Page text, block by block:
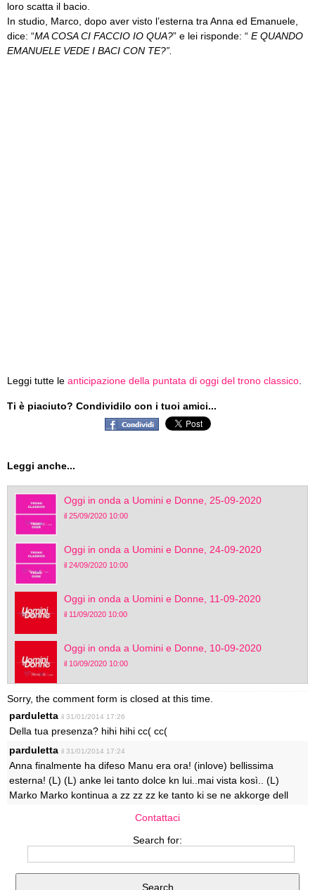
loro scatta il bacio.
In studio, Marco, dopo aver visto l’esterna tra Anna ed Emanuele,
dice: “MA COSA CI FACCIO IO QUA?” e lei risponde: “ E QUANDO
EMANUELE VEDE I BACI CON TE?”.
Leggi tutte le anticipazione della puntata di oggi del trono classico
Ti è piaciuto? Condividilo con i tuoi amici...
Leggi anche...
Oggi in onda a Uomini e Donne, 25-09-2020
il 25/09/2020 10:00
Oggi in onda a Uomini e Donne, 24-09-2020
il 24/09/2020 10:00
Oggi in onda a Uomini e Donne, 11-09-2020
il 11/09/2020 10:00
Oggi in onda a Uomini e Donne, 10-09-2020
il 10/09/2020 10:00
Sorry, the comment form is closed at this time.
parduletta il 31/01/2014 17:26
Della tua presenza? hihi hihi cc( cc(
parduletta il 31/01/2014 17:24
Anna finalmente ha difeso Manu era ora! (inlove) bellissima
esterna! (L) (L) anke lei tanto dolce kn lui..mai vista kosì.. (L)
Marko Marko kontinua a zz zz zz ke tanto ki se ne akkorge dell
Contattaci
Search for: